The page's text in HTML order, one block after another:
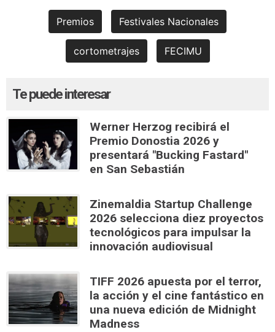
Premios Festivales Nacionales
cortometrajes FECIMU
Te puede interesar
Werner Herzog recibirá el
Premio Donostia 2026 y
presentará "Bucking Fastard"
en San Sebastián
Zinemaldia Startup Challenge
2026 selecciona diez proyectos
tecnológicos para impulsar la
innovación audiovisual
TIFF 2026 apuesta por el terror,
la acción y el cine fantástico en
una nueva edición de Midnight
Madness